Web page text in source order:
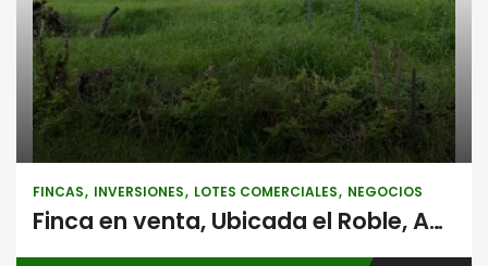
FINCAS INVERSIONES LOTES COMERCIALES NEGOCIOS
Finca en venta, Ubicada el Roble, Aguadulce frente a la Panamericana